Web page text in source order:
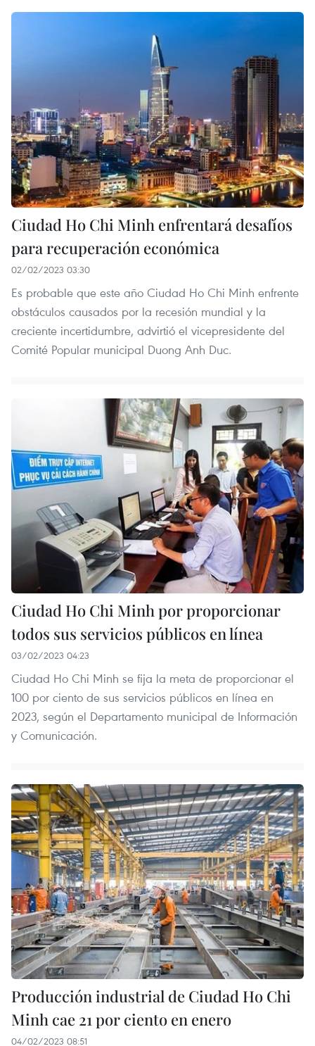
Ciudad Ho Chi Minh enfrentará desafíos
para recuperación económica
02/02/2023 03:30
Es probable que este año Ciudad Ho Chi Minh enfrente
obstáculos causados por la recesión mundial y la
creciente incertidumbre, advirtió el vicepresidente del
Comité Popular municipal Duong Anh Duc.
Ciudad Ho Chi Minh por proporcionar
todos sus servicios públicos en línea
03/02/2023 04:23
Ciudad Ho Chi Minh se fija la meta de proporcionar el
100 por ciento de sus servicios públicos en línea en
2023, según el Departamento municipal de Información
y Comunicación.
Producción industrial de Ciudad Ho Chi
Minh cae 21 por ciento en enero
04/02/2023 08:51